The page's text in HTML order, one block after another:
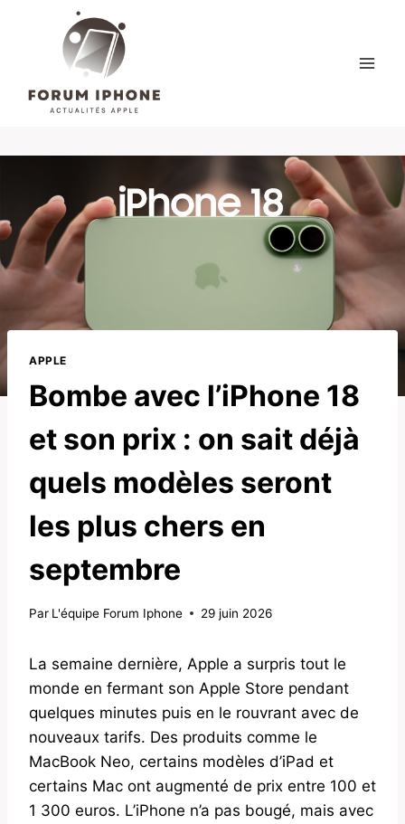
APPLE
Bombe avec l’iPhone 18
et son prix : on sait déjà
quels modèles seront
les plus chers en
septembre
Par L'équipe Forum Iphone 29 juin 2026
La semaine dernière, Apple a surpris tout le
monde en fermant son Apple Store pendant
quelques minutes puis en le rouvrant avec de
nouveaux tarifs. Des produits comme le
MacBook Neo, certains modèles d’iPad et
certains Mac ont augmenté de prix entre 100 et
1 300 euros. L’iPhone n’a pas bougé, mais avec